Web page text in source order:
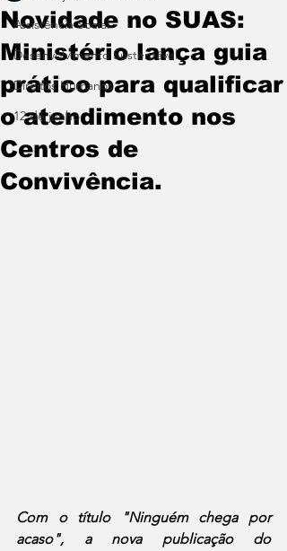
Assistência Social
Desenvolvimento Sustentável
Direitos Humanos
12 de junho
Novidade no SUAS:
Ministério lança guia
prático para qualificar
o atendimento nos
Centros de
Convivência.
Com o título "Ninguém chega por
acaso", a nova publicação do